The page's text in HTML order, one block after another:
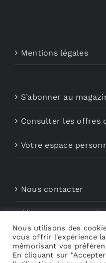
Mentions légales
S’abonner au
Consulter les offres
Votre espace
Nous contacter
Abonnements aux
Découvrez My Audio
Nous utilisons des
vous offrir l'expérience
mémorisant vos
En cliquant sur